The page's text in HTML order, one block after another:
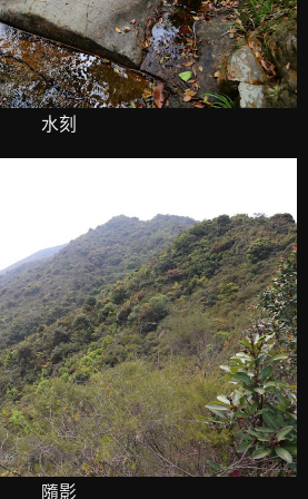
水刻
隨影